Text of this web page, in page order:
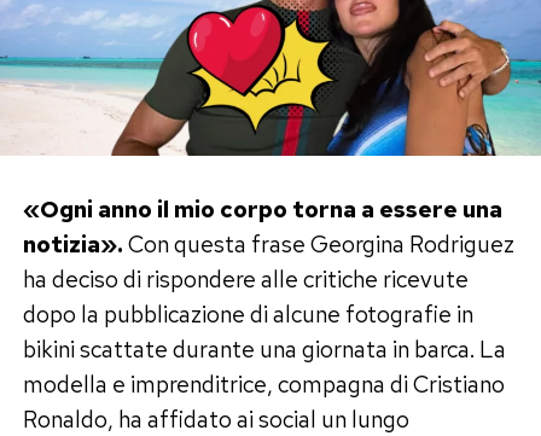
«Ogni anno il mio corpo torna a essere una
notizia».Con questa frase Georgina Rodriguez
ha deciso di rispondere alle critiche ricevute
dopo la pubblicazione di alcune fotografie in
bikini scattate durante una giornata in barca. La
modella e imprenditrice, compagna di Cristiano
Ronaldo, ha affidato ai social un lungo